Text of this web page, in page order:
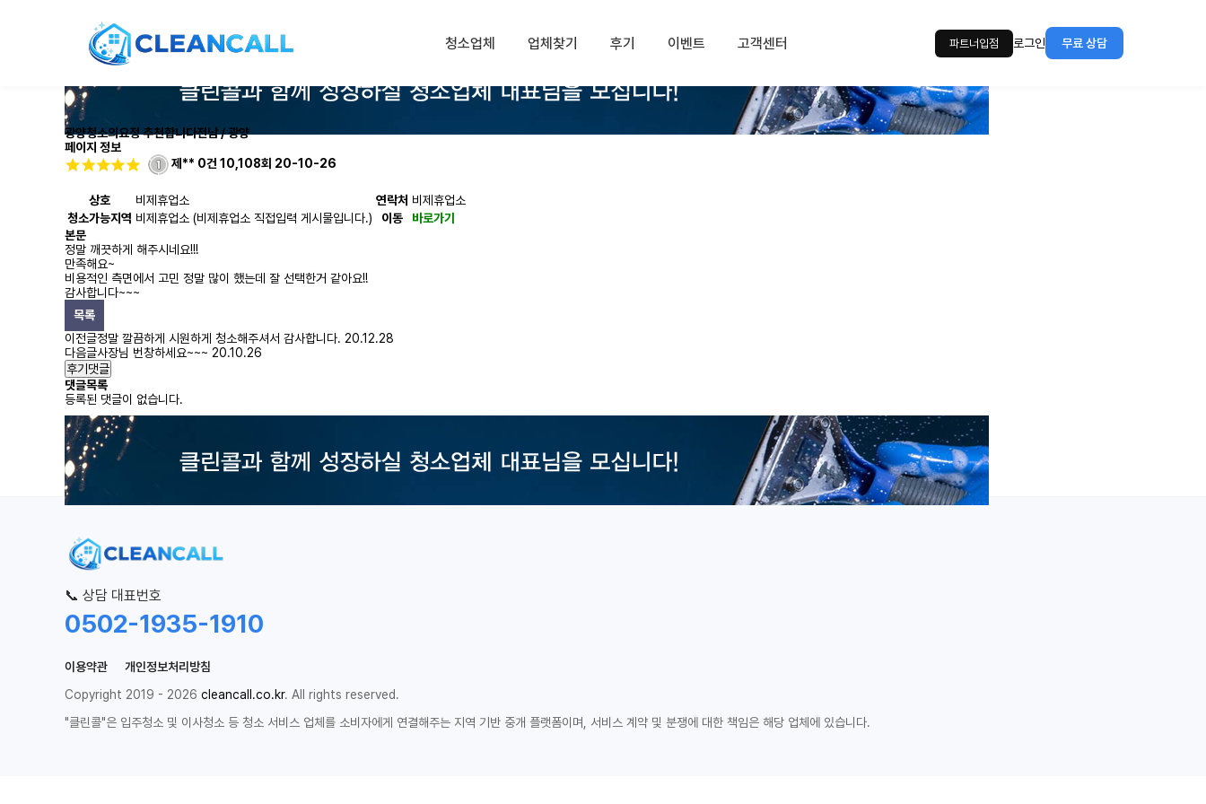
청소업체 업체찾기 후기 이벤트 고객센터 파트너입점 로그인 무료 상담
광양청소의요정 추천합니다전남 / 광양
페이지 정보
제** 0건 10,108회 20-10-26
상호 비제휴업소 연락처 비제휴업소
청소가능지역 비제휴업소 (비제휴업소 직접입력 게시물입니다.) 이동
바로가기
본문
정말 깨끗하게 해주시네요!!!
만족해요~
비용적인 측면에서 고민 정말 많이 했는데 잘 선택한거 같아요!!
감사합니다~~~
목록
이전글정말 깔끔하게 시원하게 청소해주셔서 감사합니다. 20.12.28
다음글사장님 번창하세요~~~ 20.10.26
후기댓글
댓글목록
등록된 댓글이 없습니다.
📞 상담 대표번호
0502-1935-1910
이용약관
개인정보처리방침
Copyright 2019 - 2026 cleancall.co.kr. All rights reserved.
"클린콜"은 입주청소 및 이사청소 등 청소 서비스 업체를 소비자에게 연결해주는 지역 기반 중개 플랫폼이며, 서비스 계약 및 분쟁에 대한 책임은 해당 업체에 있습니다.